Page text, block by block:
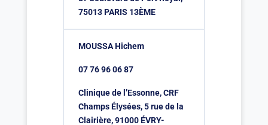
75013 PARIS 13ÈME
MOUSSA Hichem
07 76 96 06 87
Clinique de l’Essonne, CRF
Champs Élysées, 5 rue de la
Clairière, 91000 ÉVRY-